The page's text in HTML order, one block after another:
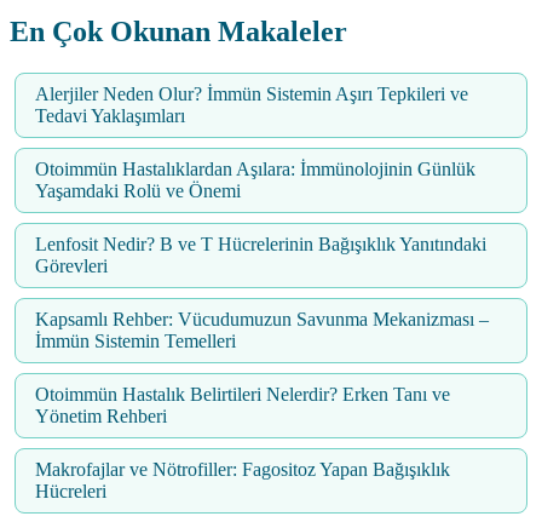
En Çok Okunan Makaleler
Alerjiler Neden Olur? İmmün Sistemin Aşırı Tepkileri ve
Tedavi Yaklaşımları
Otoimmün Hastalıklardan Aşılara: İmmünolojinin Günlük
Yaşamdaki Rolü ve Önemi
Lenfosit Nedir? B ve T Hücrelerinin Bağışıklık Yanıtındaki
Görevleri
Kapsamlı Rehber: Vücudumuzun Savunma Mekanizması –
İmmün Sistemin Temelleri
Otoimmün Hastalık Belirtileri Nelerdir? Erken Tanı ve
Yönetim Rehberi
Makrofajlar ve Nötrofiller: Fagositoz Yapan Bağışıklık
Hücreleri